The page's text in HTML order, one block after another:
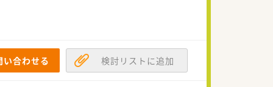
合わせる 検討リストに追加